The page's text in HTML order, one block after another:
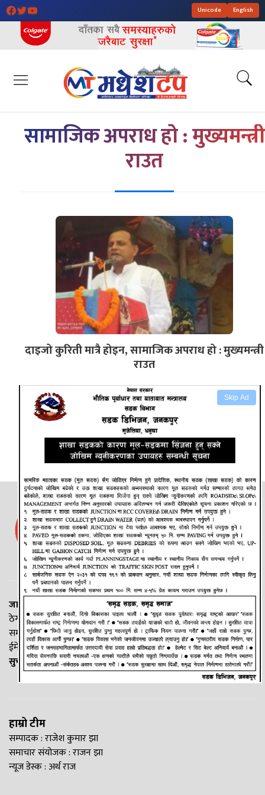
Skip Ad
Unicode English
सामाजिक अपराध हो : मुख्यमन्त्री
राउत
दाइजो कुरिती मात्रै होइन, सामाजिक अपराध हो : मुख्यमन्त्री
राउत
जानकी न्यूज नेटवर्क
ठेगाना: लक्ष्मीनियाँ -७, मधेश प्रदेश
सम्पर्क नं. : +977-9844100829
ईमेल:Madheshtopnews@gmail.com
सुचना विभाग दर्ता नं. २५४०/२०७७/७८
हाम्रो टीम
सम्पादक : राजेश कुमार झा
समाचार संयोजक : राजन झा
न्यूज डेस्क : अर्थ राज